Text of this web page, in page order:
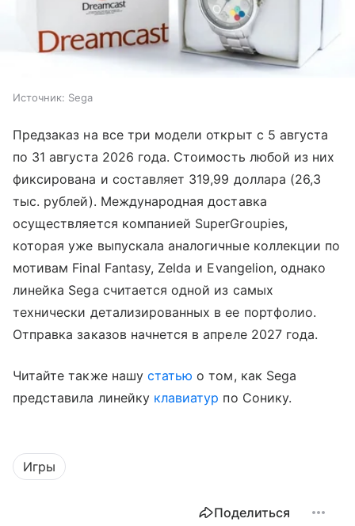
Источник: Sega
Предзаказ на все три модели открыт с 5 августа
по 31 августа 2026 года. Стоимость любой из них
фиксирована и составляет 319,99 доллара (26,3
тыс. рублей). Международная доставка
осуществляется компанией SuperGroupies,
которая уже выпускала аналогичные коллекции по
мотивам Final Fantasy, Zelda и Evangelion, однако
линейка Sega считается одной из самых
технически детализированных в ее портфолио.
Отправка заказов начнется в апреле 2027 года.
Читайте также нашу статью о том, как Sega
представила линейку клавиатур по Сонику.
Игры
Поделиться